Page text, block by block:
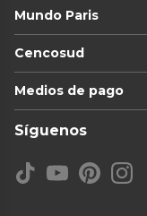
Mundo Paris
Cencosud
Medios de pago
Síguenos